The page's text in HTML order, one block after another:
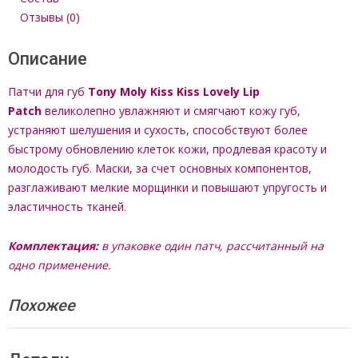
Отзывы (0)
Описание
Патчи для губ Tony Moly Kiss Kiss Lovely Lip
Patch великолепно увлажняют и смягчают кожу губ,
устраняют шелушения и сухость, способствуют более
быстрому обновлению клеток кожи, продлевая красоту и
молодость губ. Маски, за счет основных компонентов,
разглаживают мелкие морщинки и повышают упругость и
эластичность тканей.
Комплектация:в упаковке один патч, рассчитанный на
одно применение.
Похожее